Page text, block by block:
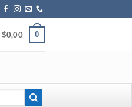
$0,00 0